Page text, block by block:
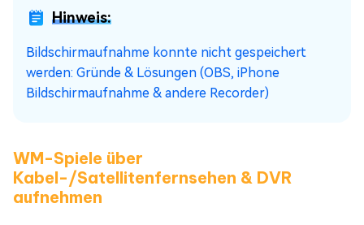
Hinweis:
Bildschirmaufnahme konnte nicht gespeichert
werden: Gründe & Lösungen (OBS, iPhone
Bildschirmaufnahme & andere Recorder)
WM-Spiele über
Kabel-/Satellitenfernsehen & DVR
aufnehmen